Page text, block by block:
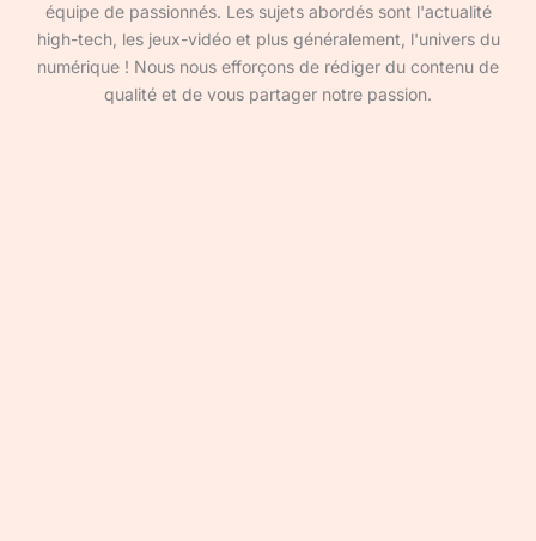
équipe de passionnés. Les sujets abordés sont l'actualité
high-tech, les jeux-vidéo et plus généralement, l'univers du
numérique ! Nous nous efforçons de rédiger du contenu de
qualité et de vous partager notre passion.